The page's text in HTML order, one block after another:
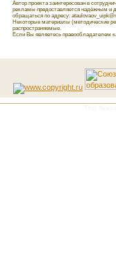
Автор проекта заинтересован в
рекламы предоставляется надёжным и
обращаться по адресу:
Некоторые материалы (методические
распространяемые.
Если Вы являетесь правообладателем